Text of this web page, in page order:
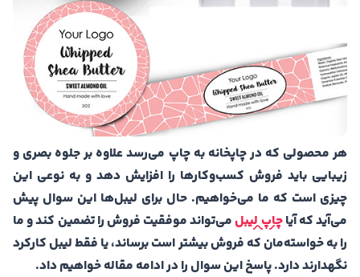
هر محصولی که در چاپخانه به چاپ می‌رسد علاوه بر جلوه بصری و
زیبایی باید فروش کسب‌وکارها را افزایش دهد و به نوعی این
چیزی است که ما می‌خواهیم. حال برای لیبل‌ها این سوال پیش
می‌آید که آیاچاپ لیبل می‌تواند موفقیت فروش را تضمین کند و ما
را به خواسته‌مان که فروش بیشتر است برساند، یا فقط لیبل کارکرد
نگهدارند دارد. پاسخ این سوال را در ادامه مقاله خواهیم داد.